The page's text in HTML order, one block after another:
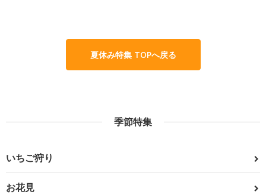
夏休み特集 TOPへ戻る
季節特集
いちご狩り
お花見